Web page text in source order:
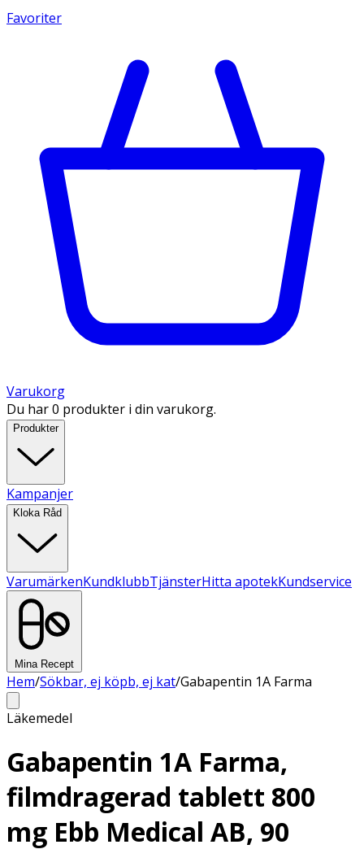
Favoriter
Varukorg
Du har 0 produkter i din varukorg.
Produkter
Kampanjer
Kloka Råd
VarumärkenKundklubbTjänsterHitta apotekKundservice
Mina Recept
Hem/Sökbar, ej köpb, ej kat/Gabapentin 1A Farma
Läkemedel
Gabapentin 1A Farma,
filmdragerad tablett 800
mg Ebb Medical AB, 90